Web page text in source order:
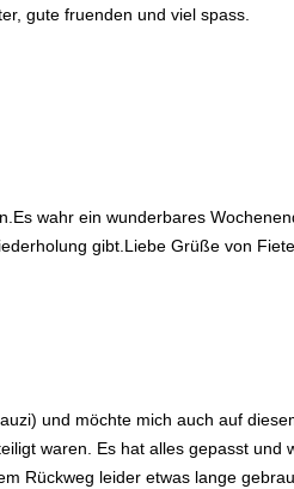
gute fruenden und viel spass.
wahr ein wunderbares
gibt.Liebe Grüße von
und möchte mich auch auf
waren. Es hat alles gepasst und
Rückweg leider etwas lange